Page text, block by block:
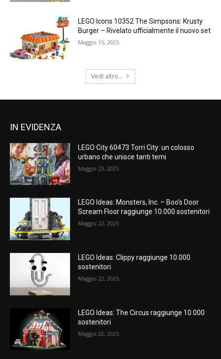
LEGO Icons 10352 The Simpsons: Krusty
Burger – Rivelato ufficialmente il nuovo set
Maggio 15, 2025
Vedi altro...
IN EVIDENZA
LEGO City 60473 Torri City: un colosso
urbano che unisce tanti temi
Maggio 23, 2025
LEGO Ideas: Monsters, Inc. – Boo’s Door
Scream Floor raggiunge 10.000 sostenitori
Maggio 22, 2025
LEGO Ideas: Clippy raggiunge 10.000
sostenitori
Maggio 22, 2025
LEGO Ideas: The Circus raggiunge 10.000
sostenitori
Maggio 22, 2025